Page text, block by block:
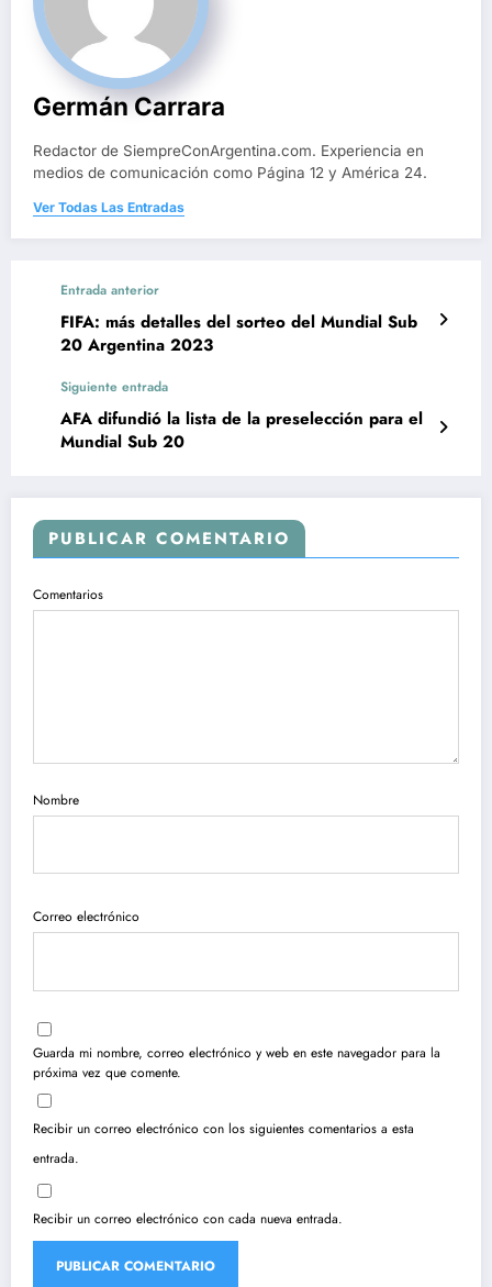
Germán Carrara
Redactor de SiempreConArgentina.com. Experiencia en
medios de comunicación como Página 12 y América 24.
Ver Todas Las Entradas
Entrada anterior
FIFA: más detalles del sorteo del Mundial Sub
20 Argentina 2023
Siguiente entrada
AFA difundió la lista de la preselección para el
Mundial Sub 20
PUBLICAR COMENTARIO
Comentarios
Nombre
Correo electrónico
Guarda mi nombre, correo electrónico y web en este navegador para la
próxima vez que comente.
Recibir un correo electrónico con los siguientes comentarios a esta
entrada.
Recibir un correo electrónico con cada nueva entrada.